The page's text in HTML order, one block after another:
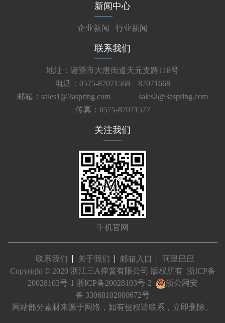
新闻中心
企业新闻 行业新闻
联系我们
地址：诸暨市大唐街道天元支路118号
电话：0575-87071568 87071668
邮箱：sales1@3aspring.com
sales2@3aspring.com
传真：0575-87071577
关注我们
手机官网
联系我们 关于我们 邮箱入口
阿里巴巴
Copyright © 2020 浙江三A弹簧有限公司 版权所有 浙ICP备
20028103号-1 浙ICP备20028103号-2
浙公网安
备 33068102000672号
网站部分素材来源于网络，如有侵权请联系，立即删除。